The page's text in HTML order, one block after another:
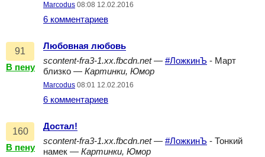
Marcodus 08:08 12.02.2016
6 комментариев
91
В пену
Любовная любовь
scontent-fra3-1.xx.fbcdn.net— #ЛожкинЪ - Март
близко — Картинки, Юмор
Marcodus 08:01 12.02.2016
6 комментариев
160
В пену
Достал!
scontent-fra3-1.xx.fbcdn.net— #ЛожкинЪ - Тонкий
намек — Картинки, Юмор